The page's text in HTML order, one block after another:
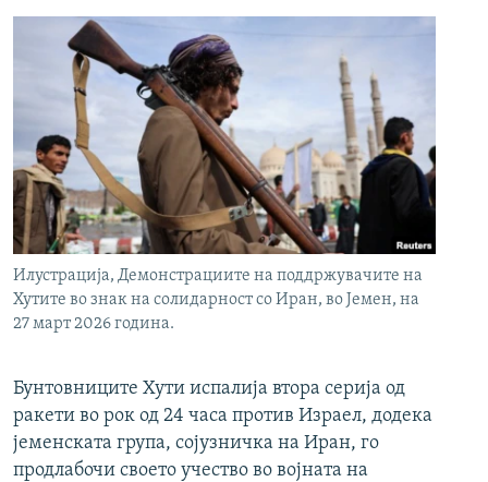
Илустрација, Демонстрациите на поддржувачите на
Хутите во знак на солидарност со Иран, во Јемен, на
27 март 2026 година.
Бунтовниците Хути испалија втора серија од
ракети во рок од 24 часа против Израел, додека
јеменската група, сојузничка на Иран, го
продлабочи своето учество во војната на